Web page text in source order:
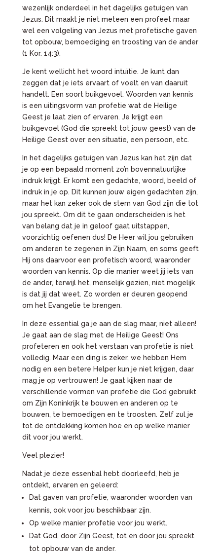
wezenlijk onderdeel in het dagelijks getuigen van
Jezus. Dit maakt je niet meteen een profeet maar
wel een volgeling van Jezus met profetische gaven
tot opbouw, bemoediging en troosting van de ander
(1 Kor. 14:3).
Je kent wellicht het woord intuïtie. Je kunt dan
zeggen dat je iets ervaart of voelt en van daaruit
handelt. Een soort buikgevoel. Woorden van kennis
is een uitingsvorm van profetie wat de Heilige
Geest je laat zien of ervaren. Je krijgt een
buikgevoel (God die spreekt tot jouw geest) van de
Heilige Geest over een situatie, een persoon, etc.
In het dagelijks getuigen van Jezus kan het zijn dat
je op een bepaald moment zo’n bovennatuurlijke
indruk krijgt. Er komt een gedachte, woord, beeld of
indruk in je op. Dit kunnen jouw eigen gedachten zijn,
maar het kan zeker ook de stem van God zijn die tot
jou spreekt. Om dit te gaan onderscheiden is het
van belang dat je in geloof gaat uitstappen,
voorzichtig oefenen dus! De Heer wil jou gebruiken
om anderen te zegenen in Zijn Naam, en soms geeft
Hij ons daarvoor een profetisch woord, waaronder
woorden van kennis. Op die manier weet jij iets van
de ander, terwijl het, menselijk gezien, niet mogelijk
is dat jij dat weet. Zo worden er deuren geopend
om het Evangelie te brengen.
In deze essential ga je aan de slag maar, niet alleen!
Je gaat aan de slag met de Heilige Geest! Ons
profeteren en ook het verstaan van profetie is niet
volledig. Maar een ding is zeker, we hebben Hem
nodig en een betere Helper kun je niet krijgen, daar
mag je op vertrouwen! Je gaat kijken naar de
verschillende vormen van profetie die God gebruikt
om Zijn Koninkrijk te bouwen en anderen op te
bouwen, te bemoedigen en te troosten. Zelf zul je
tot de ontdekking komen hoe en op welke manier
dit voor jou werkt.
Veel plezier!
Nadat je deze essential hebt doorleefd, heb je
ontdekt, ervaren en geleerd:
Dat gaven van profetie, waaronder woorden van
kennis, ook voor jou beschikbaar zijn.
Op welke manier profetie voor jou werkt.
Dat God, door Zijn Geest, tot en door jou spreekt
tot opbouw van de ander.